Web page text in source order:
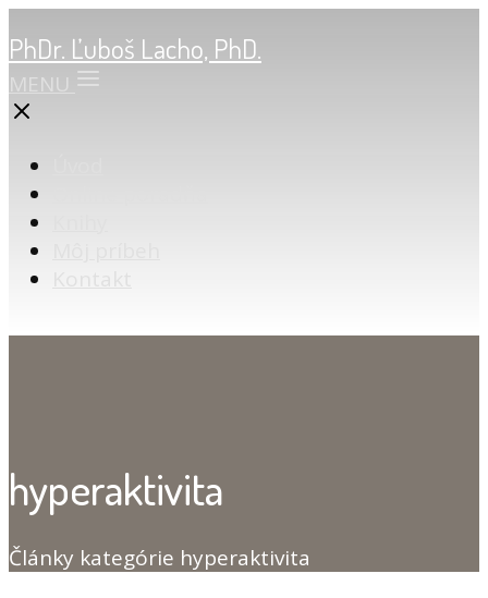
PhDr. Ľuboš Lacho, PhD.
MENU
hyperaktivita
Články kategórie hyperaktivita